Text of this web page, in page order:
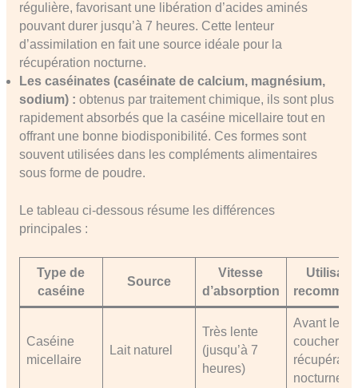
régulière, favorisant une libération d’acides aminés
pouvant durer jusqu’à 7 heures. Cette lenteur
d’assimilation en fait une source idéale pour la
récupération nocturne.
Les caséinates (caséinate de calcium, magnésium,
sodium) : obtenus par traitement chimique, ils sont plus
rapidement absorbés que la caséine micellaire tout en
offrant une bonne biodisponibilité. Ces formes sont
souvent utilisées dans les compléments alimentaires
sous forme de poudre.
Le tableau ci-dessous résume les différences
principales :
Type de
caséine
Source
Vitesse
d’absorption
Caséine
micellaire
Lait naturel
Très lente
(jusqu’à 7
heures)
Avant le
coucher,
nocturne